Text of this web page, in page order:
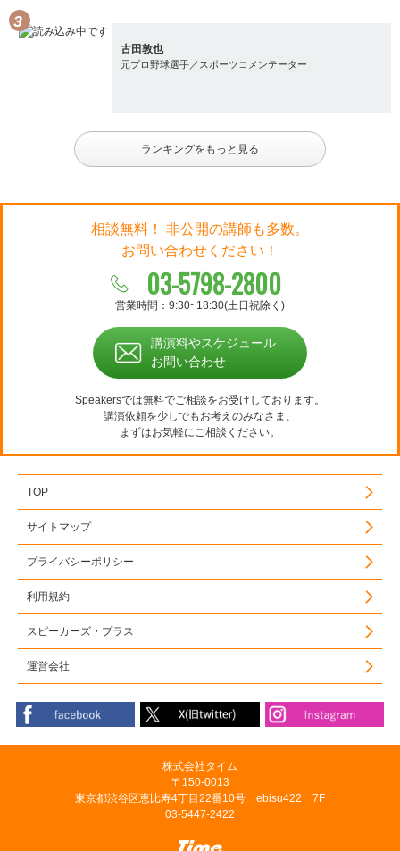
古田敦也
元プロ野球選手／スポーツコメンテーター
ランキングをもっと見る
相談無料！ 非公開の講師も多数。
お問い合わせください！
03-5798-2800
営業時間：9:30~18:30(土日祝除く)
講演料やスケジュール
お問い合わせ
Speakersでは無料でご相談をお受けしております。
講演依頼を少しでもお考えのみなさま、
まずはお気軽にご相談ください。
TOP
サイトマップ
プライバシーポリシー
利用規約
スピーカーズ・プラス
運営会社
株式会社タイム
〒150-0013
東京都渋谷区恵比寿4丁目22番10号 ebisu422 7F
03-5447-2422